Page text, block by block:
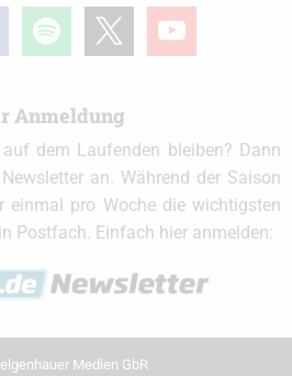
spotify youtube
Anmeldung
dem Laufenden bleiben? Dann
an. Während der Saison
einmal pro Woche die wichtigsten
Postfach. Einfach hier anmelden:
Medien GbR